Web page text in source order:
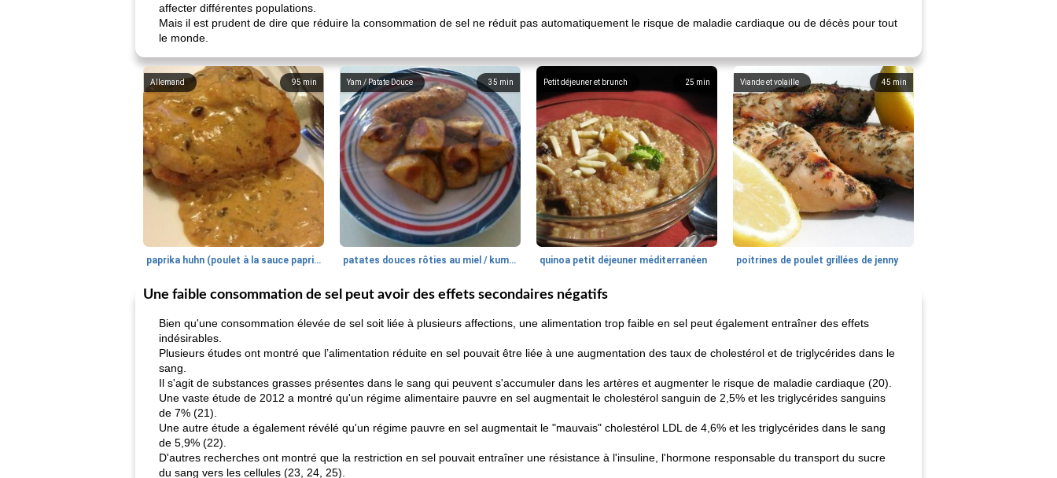
affecter différentes populations.
Mais il est prudent de dire que réduire la consommation de sel ne réduit pas automatiquement le risque de maladie cardiaque ou de décès pour tout
le monde.
95min
Allemand
paprika huhn (poulet à la sauce paprika).
35 min
Yam / Patate Douce
patates douces rôties au miel / kumara
25 min
Petit déjeuner et brunch
quinoa petit déjeuner méditerranéen
45 min
Viande et volaille
poitrines de poulet grillées de jenny
Une faible consommation de sel peut avoir des effets secondaires négatifs
Bien qu'une consommation élevée de sel soit liée à plusieurs affections, une alimentation trop faible en sel peut également entraîner des effets
indésirables.
Plusieurs études ont montré que l’alimentation réduite en sel pouvait être liée à une augmentation des taux de cholestérol et de triglycérides dans le
sang.
Il s'agit de substances grasses présentes dans le sang qui peuvent s'accumuler dans les artères et augmenter le risque de maladie cardiaque (20).
Une vaste étude de 2012 a montré qu'un régime alimentaire pauvre en sel augmentait le cholestérol sanguin de 2,5% et les triglycérides sanguins
de 7% (21).
Une autre étude a également révélé qu'un régime pauvre en sel augmentait le "mauvais" cholestérol LDL de 4,6% et les triglycérides dans le sang
de 5,9% (22).
D'autres recherches ont montré que la restriction en sel pouvait entraîner une résistance à l'insuline, l'hormone responsable du transport du sucre
du sang vers les cellules (23, 24, 25).